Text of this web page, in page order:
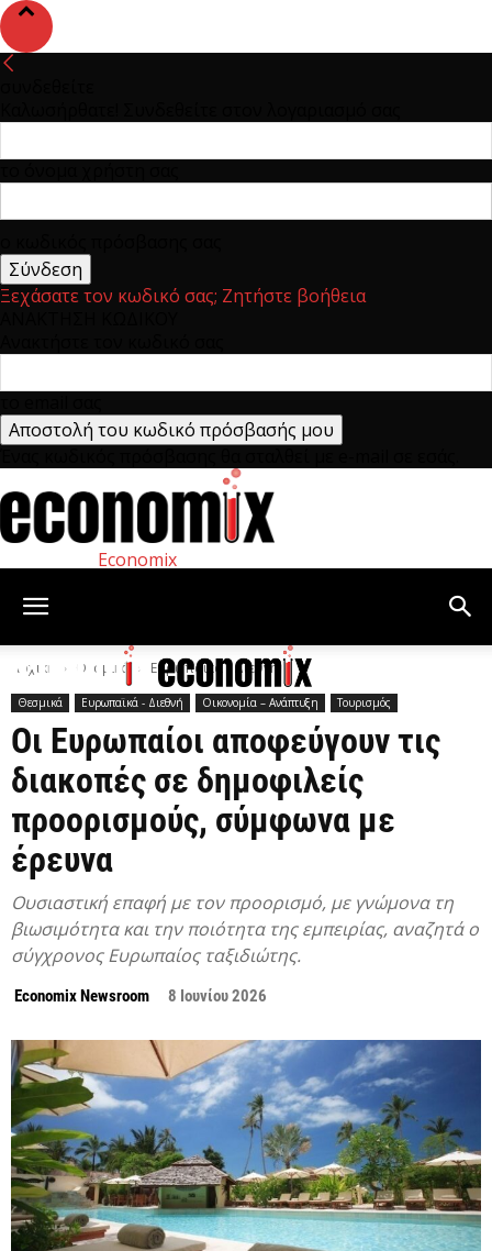
Ξεχάσατε τον κωδικό σας; Ζητήστε βοήθεια
Economix
Αρχική Θεσμικά Ευρωπαϊκά - Διεθνή
Θεσμικά Ευρωπαϊκά - Διεθνή Οικονομία – Ανάπτυξη Τουρισμός
Οι Ευρωπαίοι αποφεύγουν τις
διακοπές σε δημοφιλείς
προορισμούς, σύμφωνα με
έρευνα
Ουσιαστική επαφή με τον προορισμό, με γνώμονα τη
βιωσιμότητα και την ποιότητα της εμπειρίας, αναζητά ο
σύγχρονος Ευρωπαίος ταξιδιώτης.
Economix Newsroom 8 Ιουνίου 2026